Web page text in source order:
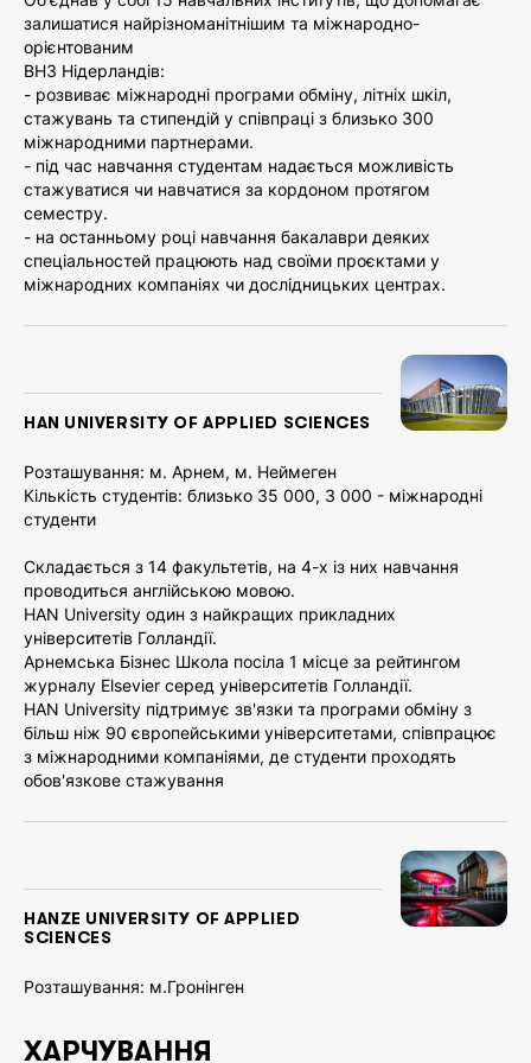
залишатися найрізноманітнішим та міжнародно-
орієнтованим
ВНЗ Нідерландів:
- розвиває міжнародні програми обміну, літніх шкіл,
стажувань та стипендій у співпраці з близько 300
міжнародними партнерами.
- під час навчання студентам надається можливість
стажуватися чи навчатися за кордоном протягом
семестру.
- на останньому році навчання бакалаври деяких
спеціальностей працюють над своїми проєктами у
міжнародних компаніях чи дослідницьких центрах.
HAN UNIVERSITY OF APPLIED SCIENCES
Розташування: м. Арнем, м. Неймеген
Кількість студентів: близько 35 000, 3 000 - міжнародні
студенти
Складається з 14 факультетів, на 4-х із них навчання
проводиться англійською мовою.
HAN University один з найкращих прикладних
університетів Голландії.
Арнемська Бізнес Школа посіла 1 місце за рейтингом
журналу Elsevier серед університетів Голландії.
HAN University підтримує зв'язки та програми обміну з
більш ніж 90 європейськими університетами, співпрацює
з міжнародними компаніями, де студенти проходять
обов'язкове стажування
HANZE UNIVERSITY OF APPLIED
SCIENCES
Розташування: м.Гронінген
міжнародні студенти
ХАРЧУВАННЯ
ВАШЕ ІМ’Я
E-MAIL
ВІДПРАВИТИ
ALEKOM
ОТРИМАТИ КОНСУЛЬТАЦІЮ
INFO@ALEKOM.KIEV.UA
+38 (098) 876 04 02
М. КИЇВ, ВУЛ. ПРОТАСІВ ЯР 8 ОФІС 19
НАЙКРАЩІ ЗНИЖКИ ПРИХОДЯТЬ
Ваш E-Mail